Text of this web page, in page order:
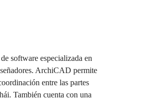
software especializada en
ArchiCAD permite
entre las partes
También cuenta con una